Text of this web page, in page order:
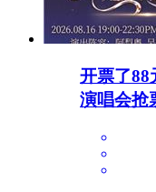
开票了88
演唱会抢